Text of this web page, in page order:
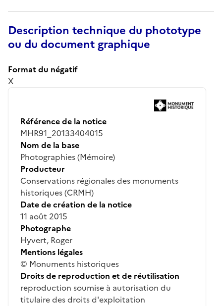
Description technique du phototype
ou du document graphique
Format du négatif
X
Référence de la notice
MHR91_20133404015
Nom de la base
Photographies (Mémoire)
Producteur
Conservations régionales des monuments
historiques (CRMH)
Date de création de la notice
11 août 2015
Photographe
Hyvert, Roger
Mentions légales
© Monuments historiques
Droits de reproduction et de réutilisation
reproduction soumise à autorisation du
titulaire des droits d'exploitation